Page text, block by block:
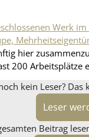
Werk
hier
200 Arbeitsplätze
kein Leser? Das
Leser
Beitrag